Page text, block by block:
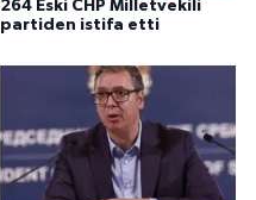
264 Eski CHP Milletvekili
partiden istifa etti